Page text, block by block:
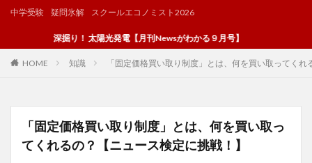
中学受験 疑問氷解 スクールエコノミスト2026
深掘り！ 太陽光発電【月刊Newsがわかる９月号】
HOME 知識 「固定価格買い取り制度」とは、何を買い取ってく
「固定価格買い取り制度」とは、何を買い取っ
てくれるの？【ニュース検定に挑戦！】